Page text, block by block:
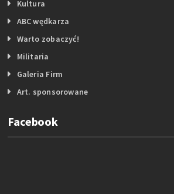
Kultura
ABC wędkarza
Warto zobaczyć!
Militaria
Galeria Firm
Art. sponsorowane
Facebook